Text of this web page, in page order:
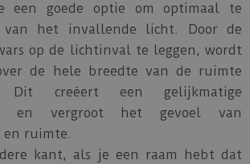
een goede optie om optimaal te
van het invallende licht. Door de
op de lichtinval te leggen, wordt
de hele breedte van de ruimte
Dit creëert een gelijkmatige
en vergroot het gevoel van
en ruimte.
kant, als je een raam hebt dat